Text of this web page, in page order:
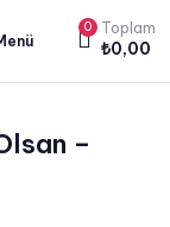
0 Toplam
₺0,00
–